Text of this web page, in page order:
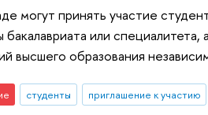
могут принять участие
или
высшего образования
студенты приглашение к участию